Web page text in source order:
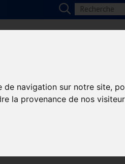
navigation sur notre site,
la provenance de nos